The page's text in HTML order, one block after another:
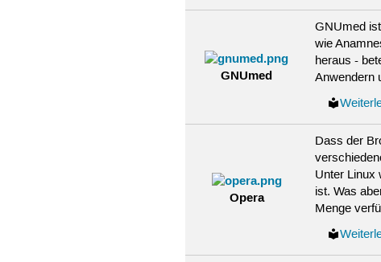
GNUmed
GNUmed
wie
heraus -
Anwendern
Opera
Dass der
Unter Linux
ist. Was
Menge